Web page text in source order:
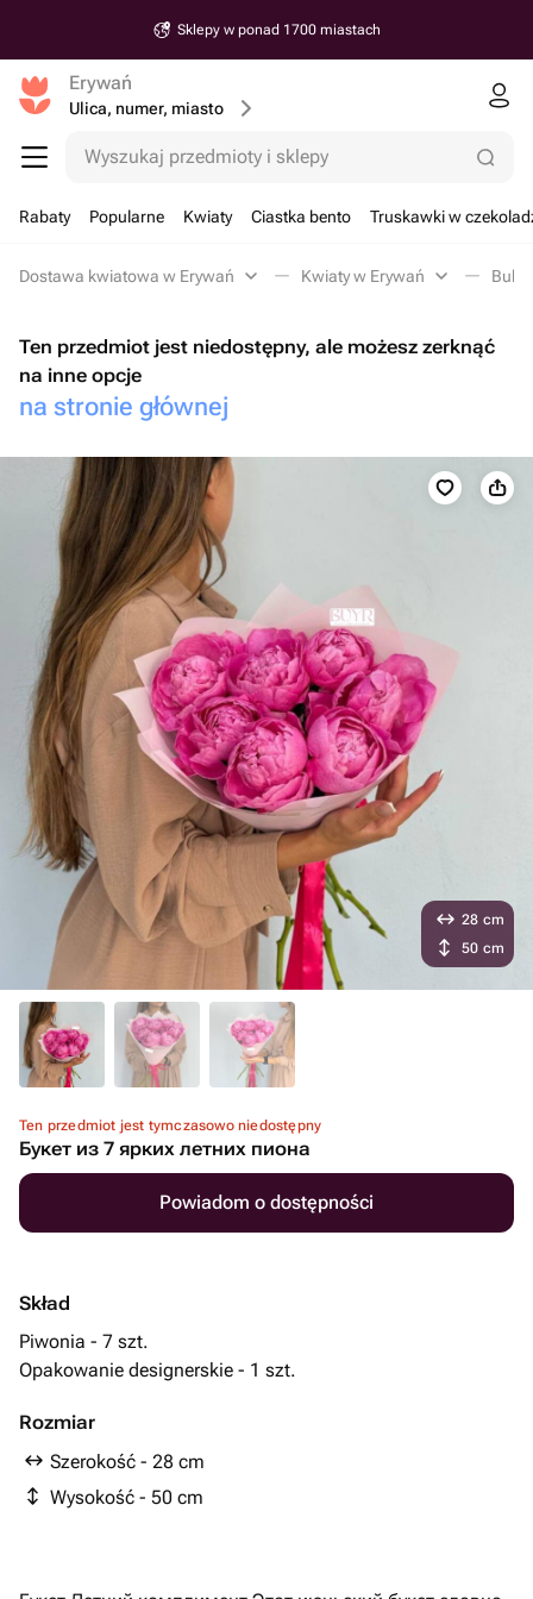
Sklepy w ponad 1700 miastach
Erywań
Ulica, numer, miasto
Wyszukaj przedmioty i sklepy
Rabaty Popularne Kwiaty Ciastka bento Truskawki w
Dostawa kwiatowa w Erywań Kwiaty w Erywań
Ten przedmiot jest niedostępny, ale możesz zerknąć
na inne opcje
na stronie głównej
Ten przedmiot jest tymczasowo niedostępny
Букет из 7 ярких летних пиона
Powiadom o dostępności
Skład
Piwonia - 7 szt.
Opakowanie designerskie - 1 szt.
Rozmiar
Szerokość - 28 cm
Wysokość - 50 cm
28 cm
50 cm